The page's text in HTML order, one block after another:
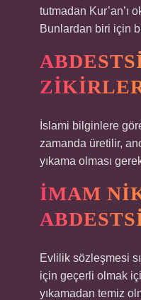
tutmadan Kur’an’ı
Bunlardan biri için
İslami bilginlere
zamanda üretilir,
yıkama olması
İMAM
Evlilik sözleşmesi
için geçerli olmak
yıkamadan temiz